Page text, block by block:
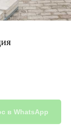
в WhatsApp